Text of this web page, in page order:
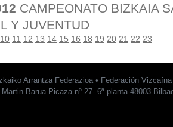
CAMPEONATO BIZKAIA
Y JUVENTUD
10 11 12 13 14 15 16 18 19 20 21 22 23
Arrantza Federazioa • Federación
Barua Picaza nº 27- 6ª planta 48003